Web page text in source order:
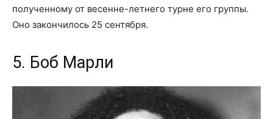
полученному от весенне-летнего турне его группы.
Оно закончилось 25 сентября.
5. Боб Марли